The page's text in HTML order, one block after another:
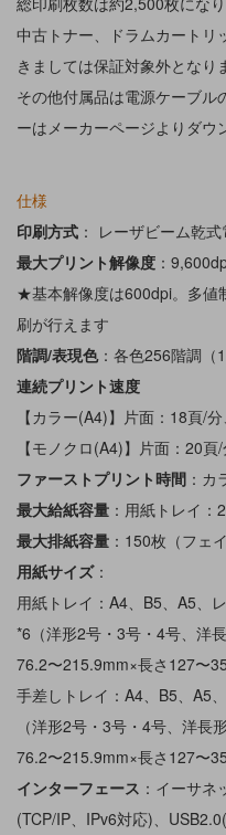
中古トナー、ドラムカートリ
きましては保証対象外となり
その他付属品は電源ケーブ
ーはメーカーページよりダウ
仕様
印刷方式 ： レーザビーム乾
最大プリント解像度 ：
★基本解像度は600dpi。多値
刷が行えます
階調/表現色：各色256階調（
連続プリント速度
【カラー(A4)】片面：18頁/
【モノクロ(A4)】片面：20
ファーストプリント時間 ：
最大給紙容量 ：用紙トレイ
最大排紙容量 ：150枚（フェ
用紙サイズ：
用紙トレイ：A4、B5、A5、
*6（洋形2号・3号・4号、洋
76.2〜215.9mm×長さ127〜
手差しトレイ：A4、B5、A5
（洋形2号・3号・4号、洋長
76.2〜215.9mm×長さ127〜
インターフェース ：イーサ
(TCP/IP、IPv6対応)、